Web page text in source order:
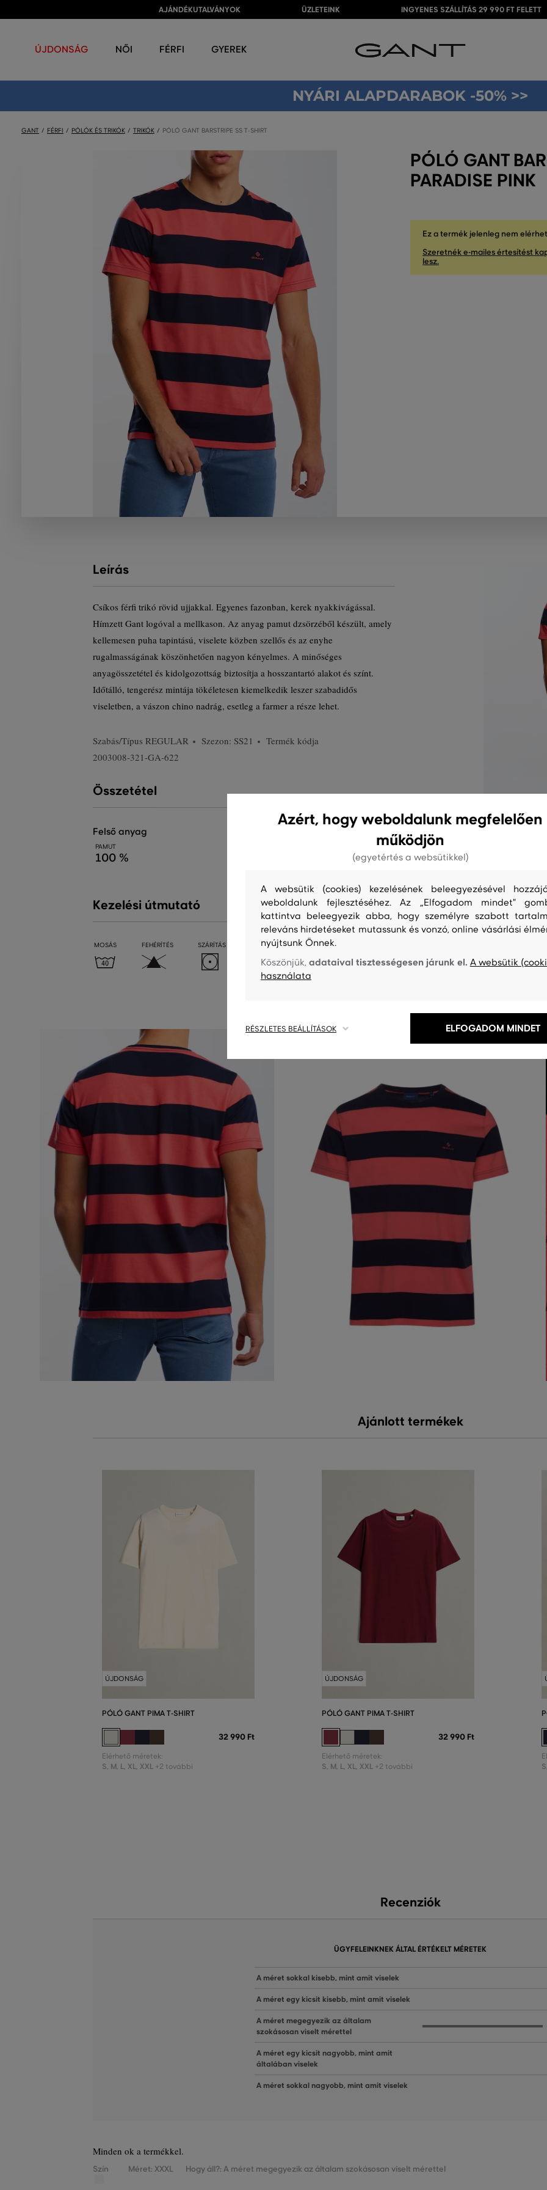
AJÁNDÉKUTALVÁNYOK ÜZLETEINK INGYENES SZÁLLÍTÁS 29 990 FT FELETT
ÚJDONSÁG NŐI FÉRFI GYEREK
NYÁRI ALAPDARABOK -50% >>
GANT FÉRFI PÓLÓK ÉS TRIKÓK TRIKÓK PÓLÓ GANT BARSTRIPE SS T-SHIRT
PÓLÓ GANT
PARADISE PINK
Ez a termék jelenleg nem
Szeretnék e-mailes értesítést
lesz.
Leírás
Csíkos férfi trikó rövid ujjakkal. Egyenes fazonban, kerek nyakkivágással.
Hímzett Gant logóval a mellkason. Az anyag pamut dzsörzéből készült, amely
kellemesen puha tapintású, viselete közben szellős és az enyhe
rugalmasságának köszönhetően nagyon kényelmes. A minőséges
anyagösszetétel és kidolgozottság biztosítja a hosszantartó alakot és színt.
Időtálló, tengerész mintája tökéletesen kiemelkedik leszer szabadidős
viseletben, a vászon chino nadrág, esetleg a farmer a része lehet.
Szabás/Típus REGULAR Szezon: SS21
Termék kódja
2003008-321-GA-622
Összetétel
felső anyag
PAMUT
100 %
Kezelési útmutató
MOSÁS FEHÉRÍTÉS SZÁRÍTÁS VASALÁS TISZTÍTÁS
Ajánlott termékek
ÚJDONSÁG
PÓLÓ GANT PIMA T-SHIRT
32 990 Ft
Elérhető méretek:
S, M, L, XL, XXL +2 további
ÚJDONSÁG
PÓLÓ GANT PIMA T-SHIRT
32 990 Ft
Elérhető méretek:
S, M, L, XL, XXL +2 további S
Recenziók
ÜGYFELEINKNEK ÁLTAL ÉRTÉKELT MÉRETEK
A méret sokkal kisebb, mint amit viselek
A méret egy kicsit kisebb, mint amit viselek
A méret megegyezik az általam
szokásosan viselt mérettel
A méret egy kicsit nagyobb, mint amit
általában viselek
A méret sokkal nagyobb, mint amit viselek
Minden ok a termékkel.
Szín Méret: XXXL Hogy áll?: A méret megegyezik az általam szokásosan viselt mérettel
Azért, hogy weboldalunk megfelelően
működjön
(egyetértés a websütikkel)
A websütik (cookies) kezelésének beleegyezésével
weboldalunk fejlesztéséhez. Az „Elfogadom mindet"
kattintva beleegyezik abba, hogy személyre szabott
releváns hirdetéseket mutassunk és vonzó, online vásárlási
nyújtsunk Önnek.
Köszönjük,adataival tisztességesen járunk el. A websütik
használata
RÉSZLETES BEÁLLÍTÁSOK ELFOGADOM MINDET